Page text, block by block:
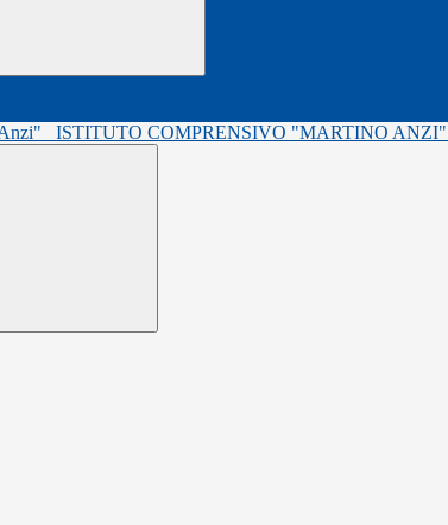
ISTITUTO COMPRENSIVO "MARTINO ANZI"